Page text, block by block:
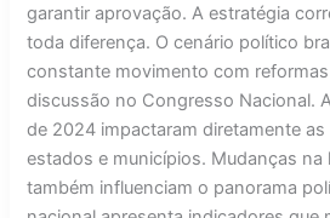
garantir aprovação. A estratégia
toda diferença. O cenário político
constante movimento com
discussão no Congresso Nacional.
de 2024 impactaram diretamente
estados e municípios. Mudanças na
também influenciam o panorama